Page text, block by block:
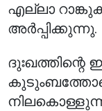
എല്ലാ
അർപ്പിക്കുന്നു.
ദുഃഖത്തിന്റെ